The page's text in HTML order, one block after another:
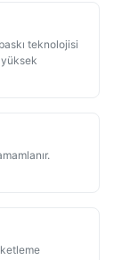
teknolojisi